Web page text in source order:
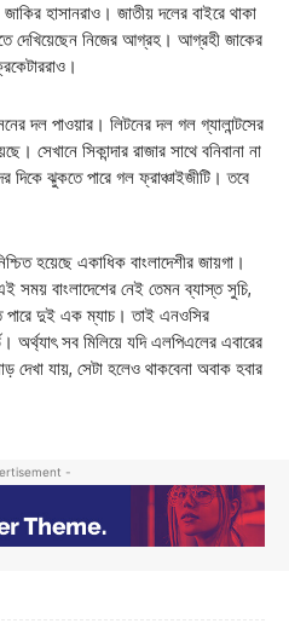
হাসানরাও। জাতীয় দলের বাইরে থাকা
দেখিয়েছেন নিজের আগ্রহ। আগ্রহী জাকের
দল পাওয়ার। লিটনের দল গল গ্যালান্টসের
সেখানে সিকান্দার রাজার সাথে বনিবানা না
দিকে ঝুকতে পারে গল ফ্রাঞ্চাইজীটি। তবে
হয়েছে একাধিক বাংলাদেশীর জায়গা।
বাংলাদেশের নেই তেমন ব্যাস্ত সুচি,
পারে দুই এক ম্যাচ। তাই এনওসির
অর্থ্যাৎ সব মিলিয়ে যদি এলপিএলের এবারের
দেখা যায়, সেটা হলেও থাকবেনা অবাক হবার
-